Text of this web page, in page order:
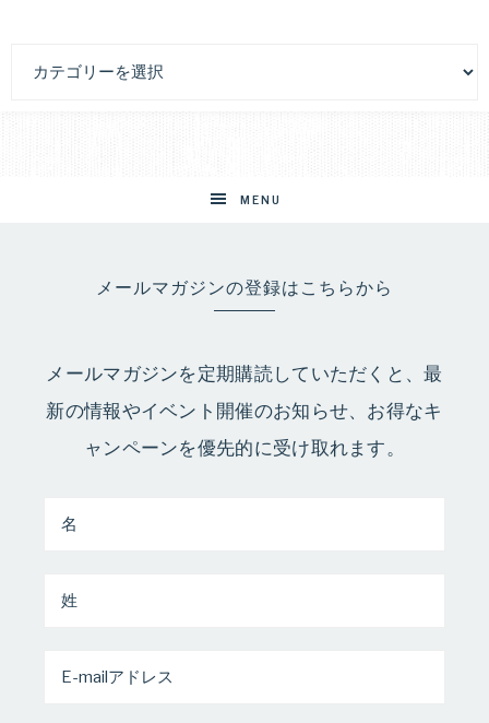
MENU
メールマガジンの登録はこちらから
メールマガジンを定期購読していただくと、最
新の情報やイベント開催のお知らせ、お得なキ
ャンペーンを優先的に受け取れます。